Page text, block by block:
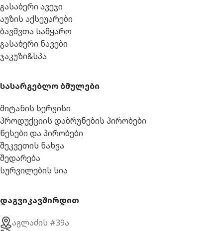
გასაბერი ავეჯი
აუზის აქსეუარები
ბავშვთა სამყარო
გასაბერი ნავები
ჯაკუზი&სპა
სასარგებლო ბმულები
მიტანის სერვისი
პროდუქციის დაბრუნების პირობები
წესები და პირობები
შეკვეთის ნახვა
შედარება
სურვილების სია
დაგვიკავშირდით
აგლაძის #39ა